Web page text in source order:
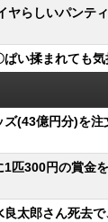
ヤらしいパンテ
ぱい揉まれても
(43億円分)を
匹300円の賞金
太郎さん死去